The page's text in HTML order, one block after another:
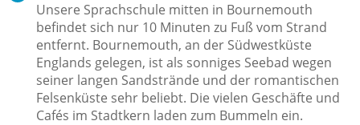
Unsere Sprachschule mitten in Bournemouth
befindet sich nur 10 Minuten zu Fuß vom Strand
entfernt. Bournemouth, an der Südwestküste
Englands gelegen, ist als sonniges Seebad wegen
seiner langen Sandstrände und der romantischen
Felsenküste sehr beliebt. Die vielen Geschäfte und
Cafés im Stadtkern laden zum Bummeln ein.